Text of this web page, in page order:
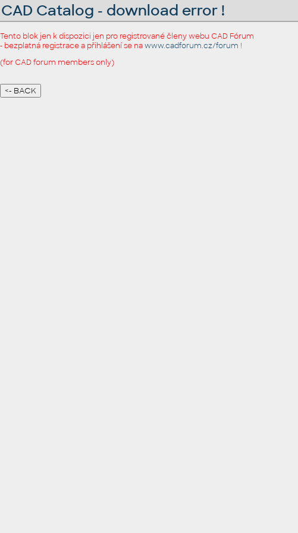
CAD Catalog - download error !
Tento blok jen k dispozici jen pro registrované členy webu CAD Fórum
- bezplatná registrace a přihlášení se nawww.cadforum.cz/forum !
(for CAD forum members only)